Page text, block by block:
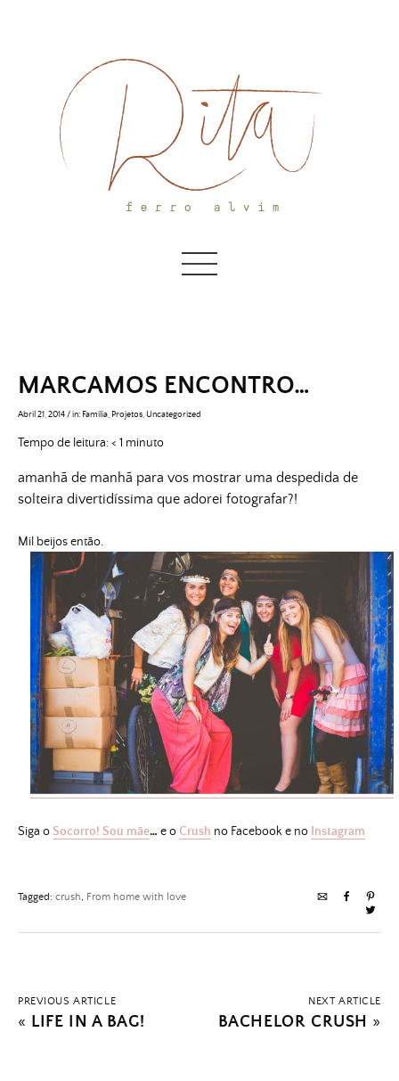
MARCAMOS ENCONTRO…
Abril 21, 2014/in: Família Projetos Uncategorized
Tempo de leitura:< 1 minuto
amanhã de manhã para vos mostrar uma despedida de
solteira divertidíssima que adorei fotografar?!
Mil beijos então.
Siga o Socorro! Sou mãe… e o Crush no Facebook e no Instagram
Tagged: crush, From home with love
PREVIOUS ARTICLE
« LIFE IN A BAG!
NEXT ARTICLE
BACHELOR CRUSH »